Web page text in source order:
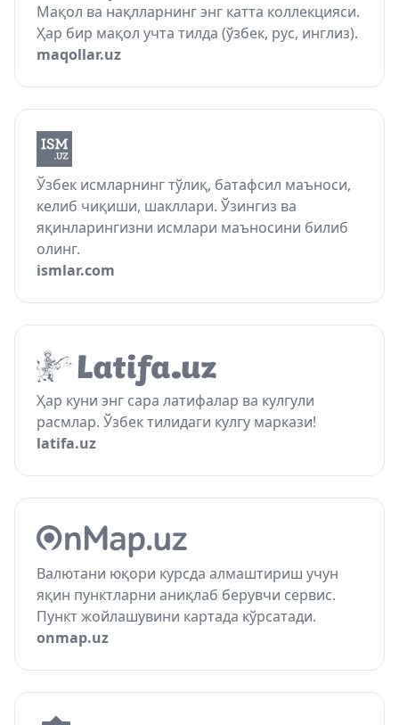
Мақол ва нақлларнинг энг катта коллекцияси.
Ҳар бир мақол учта тилда (ўзбек, рус, инглиз).
maqollar.uz
Ўзбек исмларнинг тўлиқ, батафсил маъноси,
келиб чиқиши, шакллари. Ўзингиз ва
яқинларингизни исмлари маъносини билиб
олинг.
ismlar.com
Ҳар куни энг сара латифалар ва кулгули
расмлар. Ўзбек тилидаги кулгу маркази!
latifa.uz
Валютани юқори курсда алмаштириш учун
яқин пунктларни аниқлаб берувчи сервис.
Пункт жойлашувини картада кўрсатади.
onmap.uz